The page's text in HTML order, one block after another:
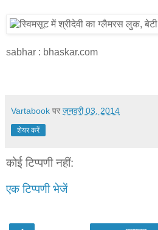
sabhar : bhaskar.com
Vartabook पर जनवरी 03, 2014
शेयर करें
कोई टिप्पणी नहीं:
एक टिप्पणी भेजें